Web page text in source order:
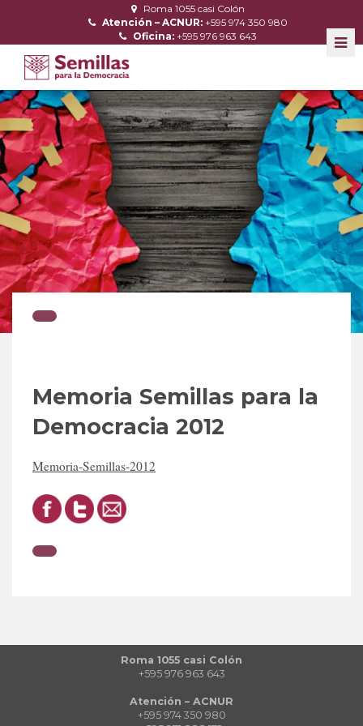
Roma 1055 casi Colón
Atención – ACNUR: +595 974 350 980
Oficina: +595 976 963 643
Memoria Semillas para la
Democracia 2012
Memoria-Semillas-2012
Roma 1055 casi Colón
+595 976 963 643
Atención – ACNUR
+595 974 350 980